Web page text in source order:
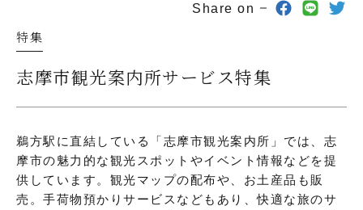
Share on
特集
志摩市観光案内所サービス特集
鵜方駅に直結している「志摩市観光案内所」では、志
摩市の魅力的な観光スポットやイベント情報などを提
供しています。観光マップの配布や、お土産品も販
売。手荷物預かりサービスなどもあり、快適な旅のサ